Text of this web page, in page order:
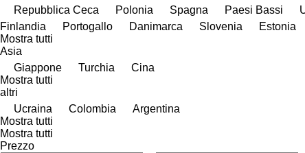
Repubblica Ceca
Polonia Spagna Paesi Bassi
Finlandia
Portogallo Danimarca Slovenia Estonia
Mostra tutti
Asia
Giappone
Turchia
Cina
Mostra tutti
altri
Ucraina
Colombia
Argentina
Mostra tutti
Mostra tutti
Prezzo